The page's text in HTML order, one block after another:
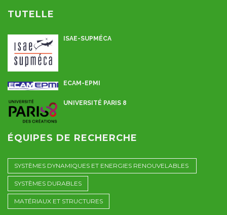
TUTELLE
ISAE-SUPMÉCA
ECAM-EPMI
UNIVERSITÉ PARIS 8
ÉQUIPES DE RECHERCHE
SYSTÈMES DYNAMIQUES ET ENERGIES RENOUVELABLES
SYSTÈMES DURABLES
MATÉRIAUX ET STRUCTURES